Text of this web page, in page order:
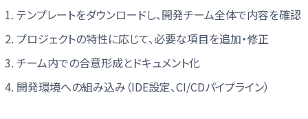
テンプレートをダウンロードし、開発チーム全体で内容を確認
プロジェクトの特性に応じて、必要な項目を追加・修正
チーム内での合意形成とドキュメント化
開発環境への組み込み（IDE設定、CI/CDパイプライン）